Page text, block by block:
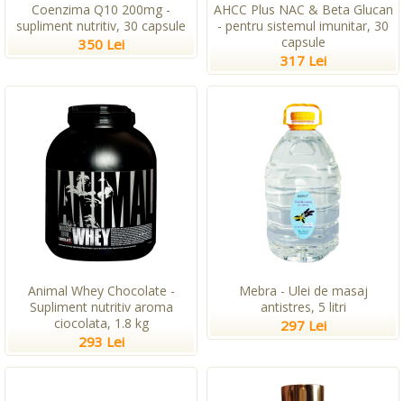
Coenzima Q10 200mg -
supliment nutritiv, 30 capsule
350 Lei
AHCC Plus NAC & Beta Glucan
- pentru sistemul imunitar, 30
capsule
317 Lei
Animal Whey Chocolate -
Supliment nutritiv aroma
ciocolata, 1.8 kg
293 Lei
Mebra - Ulei de masaj
antistres, 5 litri
297 Lei